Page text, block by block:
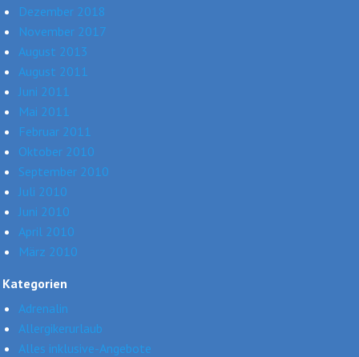
Dezember 2018
November 2017
August 2013
August 2011
Juni 2011
Mai 2011
Februar 2011
Oktober 2010
September 2010
Juli 2010
Juni 2010
April 2010
März 2010
Kategorien
Adrenalin
Allergikerurlaub
Alles inklusive-Angebote